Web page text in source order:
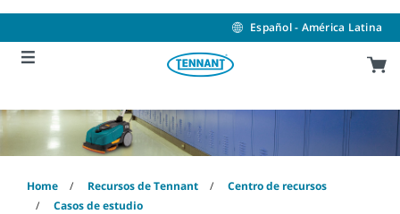
content
navigation
menu
Español - América Latina
Home Recursos de Tennant
Centro de recursos
Casos de estudio